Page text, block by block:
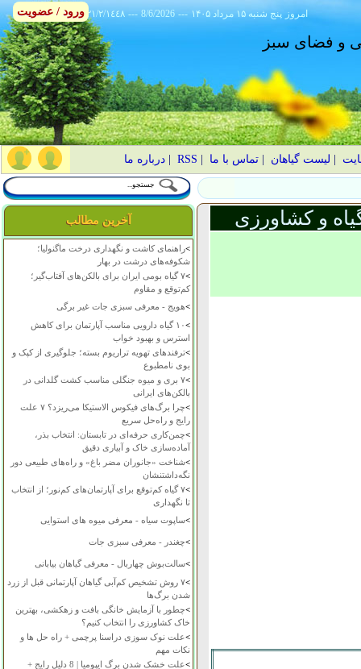
٢١/٢/١٤٤٨ --- 8/6/2026 --- ۱۴۰۵ پنج شنبه ۱۵ مرداد امروز
و فضای سبز
لیست گیاهان |تماس با ما RSS
|درباره ما
آخرین مطالب
>راهنمای کاشت و نگهداری درخت ماگنولیا؛
شکوفه‌های درشت در بهار
>
۷ گیاه بومی ایران برای بالکن‌های آفتاب‌گیر؛
کم‌توقع و مقاوم
>هویج - معرفی سبزی جات غیر برگی
>
۱۰ گیاه دارویی مناسب آپارتمان برای کاهش
استرس و بهبود خواب
>ترفندهای تهویه تراریوم بسته؛ جلوگیری از کپک و
بوی نامطبوع
>
۷ بری و میوه جنگلی مناسب کشت گلدانی در
بالکن‌های ایرانی
>
چرا برگ‌های فیکوس الاستیکا می‌ریزد؟ ۷ علت
رایج و راه‌حل سریع
>چمن‌کاری حرفه‌ای در تابستان: انتخاب بذر،
آماده‌سازی خاک و آبیاری دقیق
>شناخت «جانوران مضر باغ» و راه‌های طبیعی دور
نگه‌داشتنشان
>
۷ گیاه کم‌توقع برای آپارتمان‌های کم‌نور؛ از انتخاب
تا نگهداری
>ساپوت سیاه - معرفی میوه های استوایی
>چغندر - معرفی سبزی جات
>سالت‌بوش چهاربال - معرفی گیاهان بیابانی
>
۷ روش تشخیص کم‌آبی گیاهان آپارتمانی قبل از زرد
شدن برگ‌ها
>چطور با آزمایش خانگی بافت و زهکشی، بهترین
خاک کشاورزی را انتخاب کنیم؟
>علت نوک سوزی دراسنا پرچمی + راه حل ها و
نکات مهم
>
علت خشک شدن برگ ایپومیا | 8 دلیل رایج +
و کشاورزی
ورود / عضویت